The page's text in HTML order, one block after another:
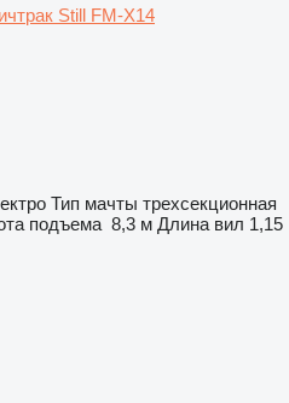
Still FM-X14
Тип мачты трехсекционная
подъема 8,3 м Длина вил 1,15